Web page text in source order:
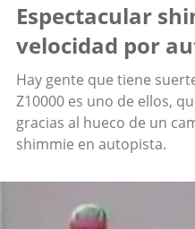
Espectacular
velocidad por
Hay gente que tiene
Z10000 es uno de ellos,
gracias al hueco de un
shimmie en autopista.